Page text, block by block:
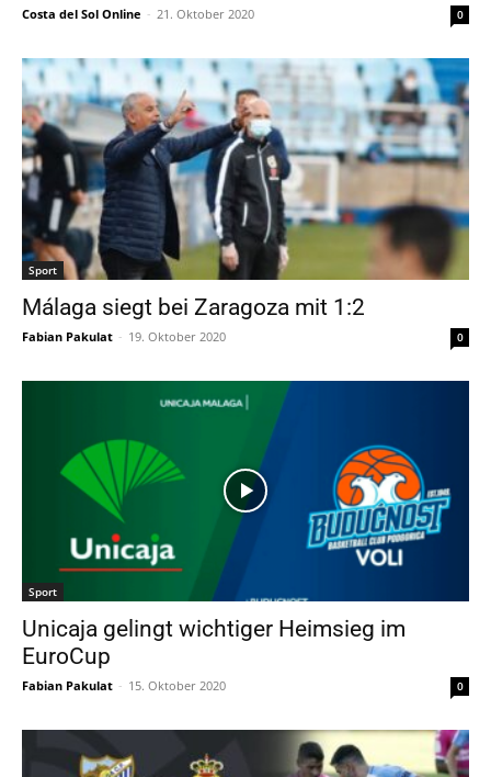
Costa del Sol Online - 21. Oktober 2020 0
Sport
Málaga siegt bei Zaragoza mit 1:2
Fabian Pakulat - 19. Oktober 2020 0
Sport
Unicaja gelingt wichtiger Heimsieg im
EuroCup
Fabian Pakulat - 15. Oktober 2020 0